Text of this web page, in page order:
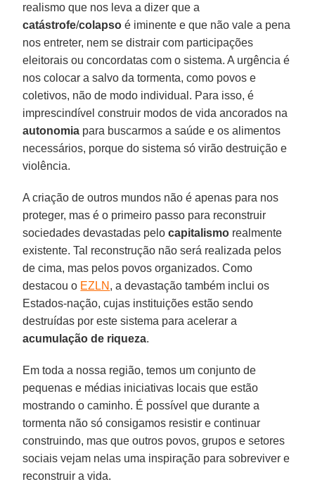
realismo que nos leva a dizer que a
catástrofe/colapso é iminente e que não vale a pena
nos entreter, nem se distrair com participações
eleitorais ou concordatas com o sistema. A urgência é
nos colocar a salvo da tormenta, como povos e
coletivos, não de modo individual. Para isso, é
imprescindível construir modos de vida ancorados na
autonomia para buscarmos a saúde e os alimentos
necessários, porque do sistema só virão destruição e
violência.
A criação de outros mundos não é apenas para nos
proteger, mas é o primeiro passo para reconstruir
sociedades devastadas pelocapitalismo realmente
existente. Tal reconstrução não será realizada pelos
de cima, mas pelos povos organizados. Como
destacou o EZLN , a devastação também inclui os
Estados-nação, cujas instituições estão sendo
destruídas por este sistema para acelerar a
acumulação de riqueza.
Em toda a nossa região, temos um conjunto de
pequenas e médias iniciativas locais que estão
mostrando o caminho. É possível que durante a
tormenta não só consigamos resistir e continuar
construindo, mas que outros povos, grupos e setores
sociais vejam nelas uma inspiração para sobreviver e
reconstruir a vida.